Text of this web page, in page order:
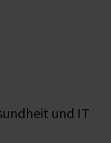
und IT